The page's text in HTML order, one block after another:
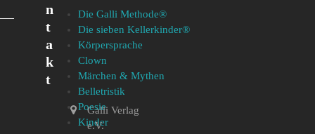
Die Galli Methode®
Die sieben Kellerkinder®
Körpersprache
Clown
Märchen & Mythen
Belletristik
Poesie
Kinder
n
t
a
k
t
Galli Verlag
e.V.